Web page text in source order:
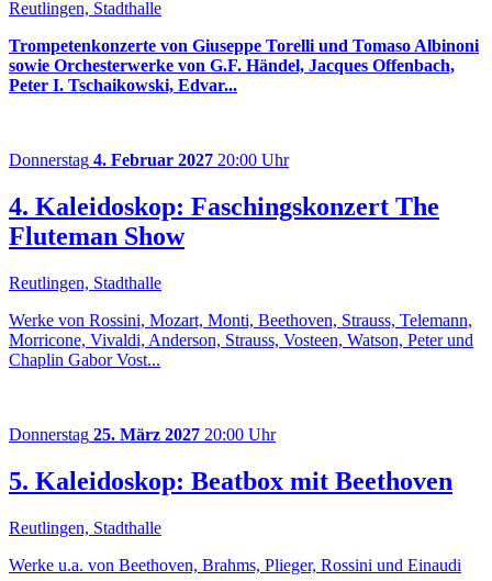
Reutlingen, Stadthalle
Trompetenkonzerte von Giuseppe Torelli und Tomaso Albinoni
sowie Orchesterwerke von G.F. Händel, Jacques Offenbach,
Peter I. Tschaikowski, Edvar...
Donnerstag 4. Februar 2027 20:00 Uhr
4. Kaleidoskop: Faschingskonzert The
Fluteman Show
Reutlingen, Stadthalle
Werke von Rossini, Mozart, Monti, Beethoven, Strauss, Telemann,
Morricone, Vivaldi, Anderson, Strauss, Vosteen, Watson, Peter und
Chaplin Gabor Vost...
Donnerstag 25. März 2027 20:00 Uhr
5. Kaleidoskop: Beatbox mit Beethoven
Reutlingen, Stadthalle
Werke u.a. von Beethoven, Brahms, Plieger, Rossini und Einaudi